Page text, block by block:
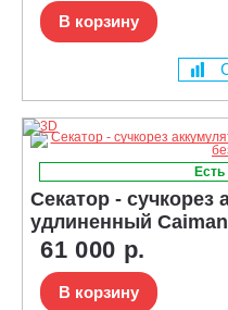
В корзину
Есть
Секатор - сучкорез
удлиненный
61 000 р.
В корзину